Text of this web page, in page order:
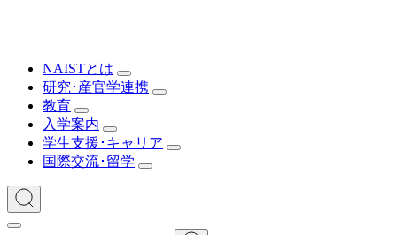
NAISTとは
研究･産官学連携
教育
入学案内
学生支援･キャリア
国際交流･留学